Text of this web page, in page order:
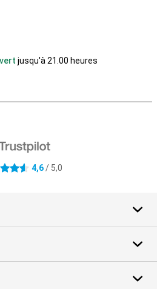
jusqu'à 21.00 heures
4,6/ 5,0